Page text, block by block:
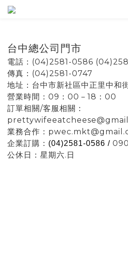
台中總公司門市
電話：(04)2581-0586
傳真：(04)2581-0747
地址：台中市新社區中正里中和
營業時間：09：00－18：00
訂單相關/客服相關：
業務合作：
企業訂購： (04)2581-0586 /
公休日：星期六.日